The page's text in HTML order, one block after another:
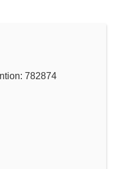
782874